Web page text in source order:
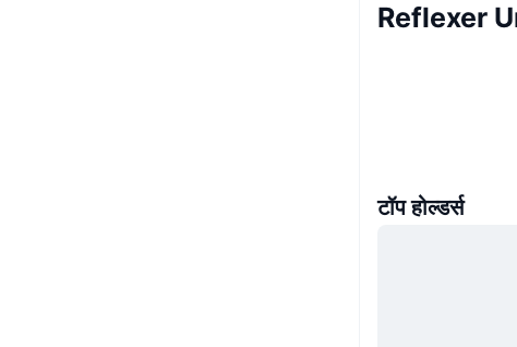
Reflexer
टॉप होल्डर्स